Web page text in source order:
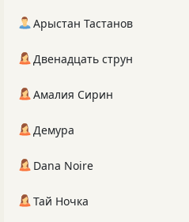
Арыстан Тастанов
Двенадцать струн
Амалия Сирин
Демура
Dana Noire
Тай Ночка